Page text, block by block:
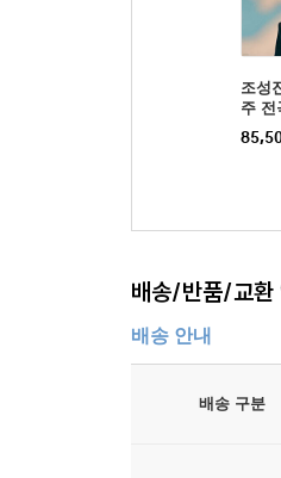
조성
주 전
orks)
배송/반품/교환
배송 안내
배송 구분